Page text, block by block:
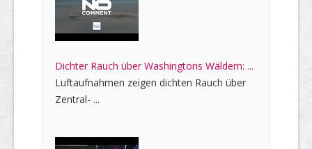
Dichter Rauch über Washingtons Wäldern: ...
Luftaufnahmen zeigen dichten Rauch über
Zentral- ...